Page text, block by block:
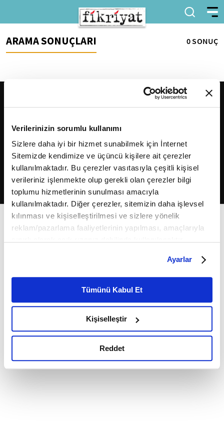
Verilerinizin sorumlu kullanımı
Sizlere daha iyi bir hizmet sunabilmek için İnternet
Sitemizde kendimize ve üçüncü kişilere ait çerezler
kullanılmaktadır. Bu çerezler vasıtasıyla çeşitli kişisel
verileriniz işlenmekte olup gerekli olan çerezler bilgi
toplumu hizmetlerinin sunulması amacıyla
kullanılmaktadır. Diğer çerezler, sitemizin daha işlevsel
kılınması ve kişiselleştirilmesi ve sizlere yönelik
reklam/pazarlama faaliyetlerinin yapılması, amaçlarıyla
belirleyebilirsiniz. Çerezlere ilişkin detaylı bilgi için
Ayarlar butonuna tıklayabilir,Çerez Bilgilendirme
Metnimizi ziyaret edebilirsiniz.
6698 sayılı Kişisel Verilerin Korunması Kanunu uyarınca
okumak ve sitemizi ziyaretiniz kapsamında
gerçekleştirilen veri işleme faaliyetleri ile ilgili daha
detaylı bilgi almak için lütfentıklayınız.
Ayarlar
Tümünü Kabul Et
Kişiselleştir
Reddet
ARAMA SONUÇLARI 0 SONUÇ
2026Fikriyat. Tüm hakları saklıdır.